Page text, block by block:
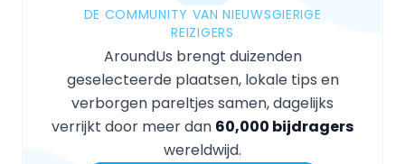
DE COMMUNITY VAN NIEUWSGIERIGE
REIZIGERS
AroundUs brengt duizenden
geselecteerde plaatsen, lokale tips en
verborgen pareltjes samen, dagelijks
verrijkt door meer dan 60,000 bijdragers
wereldwijd.